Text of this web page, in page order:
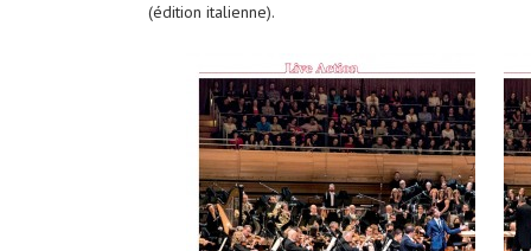
(édition italienne).